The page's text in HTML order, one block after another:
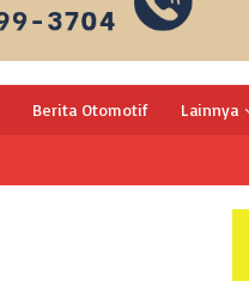
Berita Otomotif Lainnya